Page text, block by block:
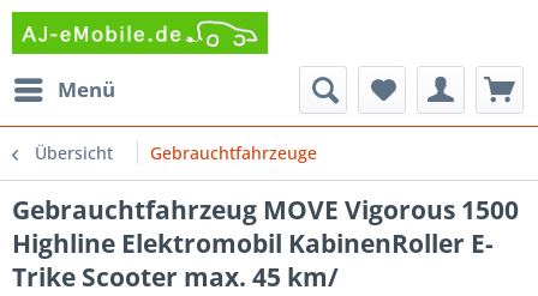
Menü
Übersicht Gebrauchtfahrzeuge
Gebrauchtfahrzeug MOVE Vigorous 1500
Highline Elektromobil KabinenRoller E-
Trike Scooter max. 45 km/